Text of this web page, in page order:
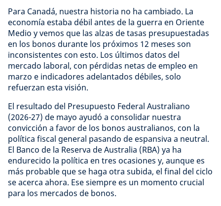
Para Canadá, nuestra historia no ha cambiado. La
economía estaba débil antes de la guerra en Oriente
Medio y vemos que las alzas de tasas presupuestadas
en los bonos durante los próximos 12 meses son
inconsistentes con esto. Los últimos datos del
mercado laboral, con pérdidas netas de empleo en
marzo e indicadores adelantados débiles, solo
refuerzan esta visión.
El resultado del Presupuesto Federal Australiano
(2026-27) de mayo ayudó a consolidar nuestra
convicción a favor de los bonos australianos, con la
política fiscal general pasando de espansiva a neutral.
El Banco de la Reserva de Australia (RBA) ya ha
endurecido la política en tres ocasiones y, aunque es
más probable que se haga otra subida, el final del ciclo
se acerca ahora. Ese siempre es un momento crucial
para los mercados de bonos.